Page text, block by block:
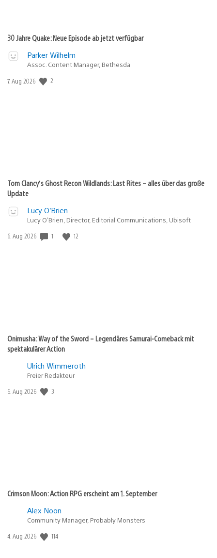
30 Jahre Quake: Neue Episode ab jetzt verfügbar
Parker Wilhelm
Assoc. Content Manager, Bethesda
Veröffentlichungsdatum:
7. Aug 2026 2
Tom Clancy’s Ghost Recon Wildlands: Last Rites – alles über das große
Update
Lucy O’Brien
Lucy O’Brien, Director, Editorial Communications, Ubisoft
Veröffentlichungsdatum:
6. Aug 2026 1 12
Onimusha: Way of the Sword – Legendäres Samurai-Comeback mit
spektakulärer Action
Ulrich Wimmeroth
Freier Redakteur
Veröffentlichungsdatum:
6. Aug 2026 3
Crimson Moon: Action RPG erscheint am 1. September
Alex Noon
Community Manager, Probably Monsters
Veröffentlichungsdatum:
4. Aug 2026 114